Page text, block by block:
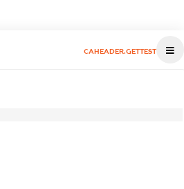
CAHEADER.GETTEST